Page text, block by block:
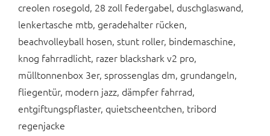
creolen rosegold, 28 zoll federgabel, duschglaswand,
lenkertasche mtb, geradehalter rücken,
beachvolleyball hosen, stunt roller, bindemaschine,
knog fahrradlicht, razer blackshark v2 pro,
mülltonnenbox 3er, sprossenglas dm, grundangeln,
fliegentür, modern jazz, dämpfer fahrrad,
entgiftungspflaster, quietscheentchen, tribord
regenjacke